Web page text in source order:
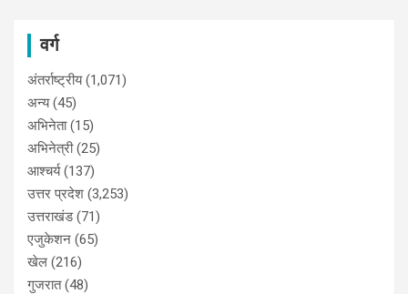
वर्ग
अंतर्राष्ट्रीय(1,071)
अन्य(45)
अभिनेता(15)
अभिनेत्री(25)
आश्चर्य(137)
उत्तर प्रदेश (3,253)
उत्तराखंड(71)
एजुकेशन (65)
खेल (216)
गुजरात(48)